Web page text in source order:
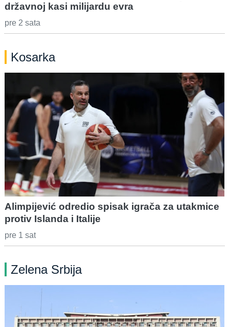
državnoj kasi milijardu evra
pre 2 sata
Kosarka
Alimpijević odredio spisak igrača za utakmice
protiv Islanda i Italije
pre 1 sat
Zelena Srbija